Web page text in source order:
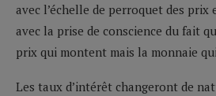
avec l’échelle de perroquet des
avec la prise de conscience du fait
prix qui montent mais la monnaie
Les taux d’intérêt changeront de